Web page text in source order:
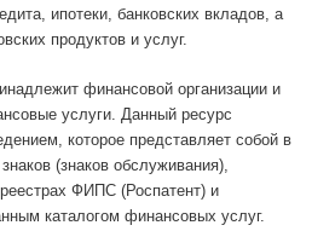
ипотеки, банковских вкладов, а
продуктов и услуг.
финансовой организации и
услуги. Данный ресурс
которое представляет собой в
(знаков обслуживания),
ФИПС (Роспатент) и
каталогом финансовых услуг.